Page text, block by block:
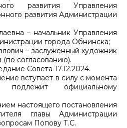
развития Управления
развития Администрации
– начальник Управления
города Обнинска;
– заслуженный художник
согласованию).
Совета 17.12.2024.
вступает в силу с момента
официальному
настоящего постановления
главы Администрации
Попову Т.С.